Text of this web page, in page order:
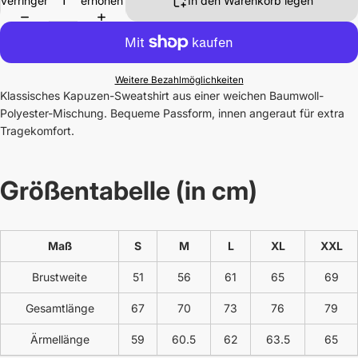
Weitere Bezahlmöglichkeiten
Klassisches Kapuzen-Sweatshirt aus einer weichen Baumwoll-
Polyester-Mischung. Bequeme Passform, innen angeraut für extra
Tragekomfort.
Größentabelle (in cm)
Maß S M L XL XXL
Brustweite 51 56 61 65 69
Gesamtlänge 67 70 73 76 79
Ärmellänge 59 60.5 62 63.5 65